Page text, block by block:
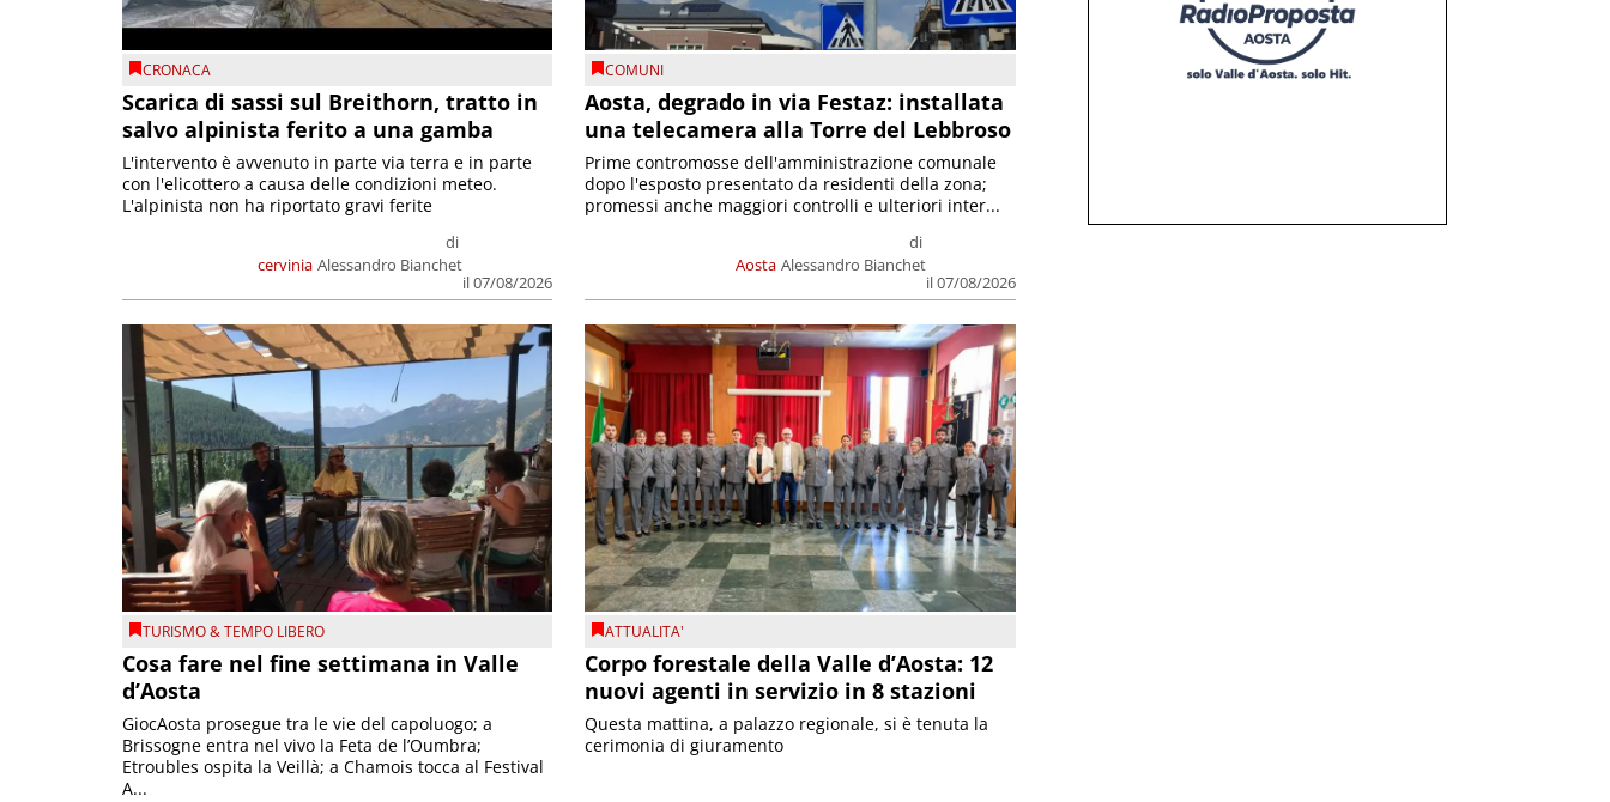
CRONACA
Scarica di sassi sul Breithorn, tratto in
salvo alpinista ferito a una gamba
cervinia
di
Alessandro Bianchet
il 07/08/2026
L'intervento è avvenuto in parte via terra e in parte
con l'elicottero a causa delle condizioni meteo.
L'alpinista non ha riportato gravi ferite
COMUNI
Aosta, degrado in via Festaz: installata
una telecamera alla Torre del Lebbroso
Aosta
di
Alessandro Bianchet
il 07/08/2026
Prime contromosse dell'amministrazione comunale
dopo l'esposto presentato da residenti della zona;
promessi anche maggiori controlli e ulteriori inter...
TURISMO & TEMPO LIBERO
Cosa fare nel fine settimana in Valle
d’Aosta
GiocAosta prosegue tra le vie del capoluogo; a
Brissogne entra nel vivo la Feta de l’Oumbra;
Etroubles ospita la Veillà; a Chamois tocca al Festival
A...
ATTUALITA'
Corpo forestale della Valle d’Aosta: 12
nuovi agenti in servizio in 8 stazioni
Questa mattina, a palazzo regionale, si è tenuta la
cerimonia di giuramento